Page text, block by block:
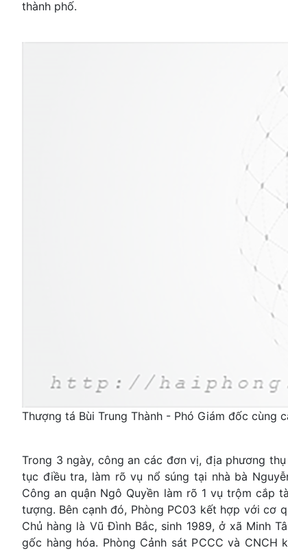
thành phố.
Thượng tá Bùi Trung Thành - Phó Giám đốc
Trong 3 ngày, công an các đơn vị, địa phương
tục điều tra, làm rõ vụ nổ súng tại nhà bà
Công an quận Ngô Quyền làm rõ 1 vụ trộm cắp
tượng. Bên cạnh đó, Phòng PC03 kết hợp với cơ
Chủ hàng là Vũ Đình Bắc, sinh 1989, ở xã Minh
gốc hàng hóa. Phòng Cảnh sát PCCC và